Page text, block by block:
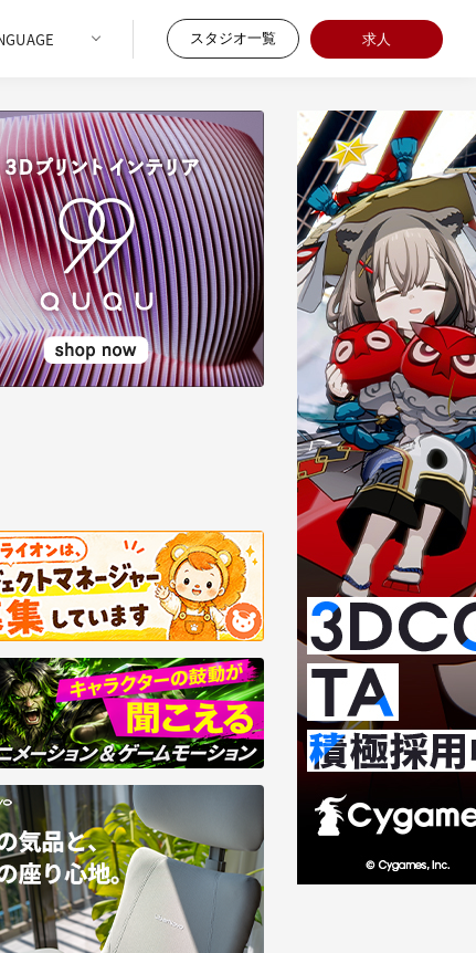
スタジオ一覧 求人